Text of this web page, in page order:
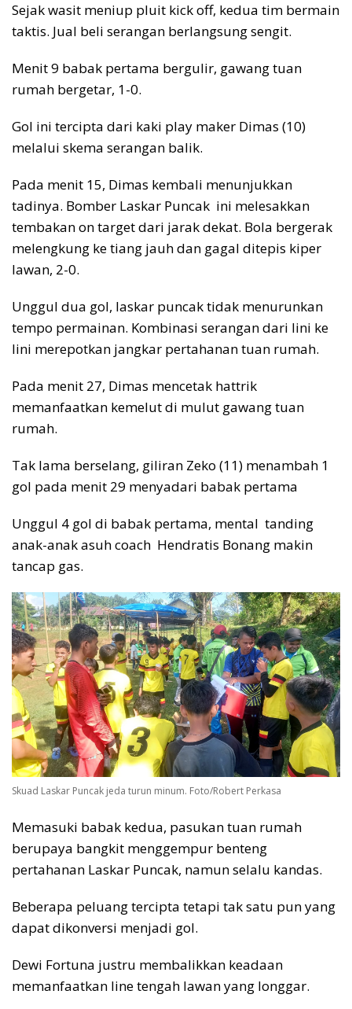
Sejak wasit meniup pluit kick off, kedua tim bermain
taktis. Jual beli serangan berlangsung sengit.
Menit 9 babak pertama bergulir, gawang tuan
rumah bergetar, 1-0.
Gol ini tercipta dari kaki play maker Dimas (10)
melalui skema serangan balik.
Pada menit 15, Dimas kembali menunjukkan
tadinya. Bomber Laskar Puncak ini melesakkan
tembakan on target dari jarak dekat. Bola bergerak
melengkung ke tiang jauh dan gagal ditepis kiper
lawan, 2-0.
Unggul dua gol, laskar puncak tidak menurunkan
tempo permainan. Kombinasi serangan dari lini ke
lini merepotkan jangkar pertahanan tuan rumah.
Pada menit 27, Dimas mencetak hattrik
memanfaatkan kemelut di mulut gawang tuan
rumah.
Tak lama berselang, giliran Zeko (11) menambah 1
gol pada menit 29 menyadari babak pertama
Unggul 4 gol di babak pertama, mental tanding
anak-anak asuh coach Hendratis Bonang makin
tancap gas.
Skuad Laskar Puncak jeda turun minum. Foto/Robert Perkasa
Memasuki babak kedua, pasukan tuan rumah
berupaya bangkit menggempur benteng
pertahanan Laskar Puncak, namun selalu kandas.
Beberapa peluang tercipta tetapi tak satu pun yang
dapat dikonversi menjadi gol.
Dewi Fortuna justru membalikkan keadaan
memanfaatkan line tengah lawan yang longgar.